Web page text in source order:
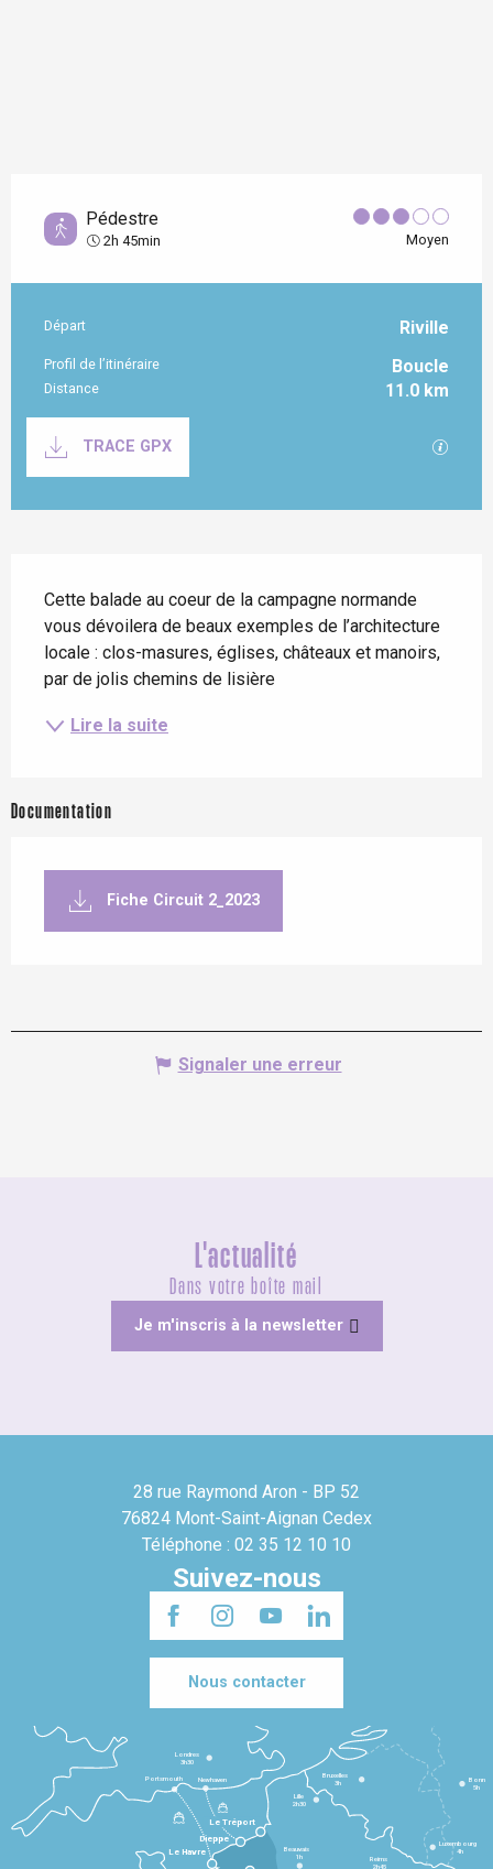
Pédestre
2h 45min Moyen
Informations pratiques
Départ Riville
Profil de l’itinéraire Boucle
Distance 11.0 km
TRACE GPX
Cette balade au coeur de la campagne normande
vous dévoilera de beaux exemples de l’architecture
locale : clos-masures, églises, châteaux et manoirs,
par de jolis chemins de lisière
Lire la suite
Documentation
Fiche Circuit 2_2023
Signaler une erreur
L'actualité
Dans votre boîte mail
Je m'inscris à la newsletter
28 rue Raymond Aron - BP 52
76824 Mont-Saint-Aignan Cedex
Téléphone : 02 35 12 10 10
Suivez-nous
Nous contacter
Le Havre
Dieppe
Le Tréport
Beauvais
1h
Reims
2h45
Lille
2h30
Bruxelles
3h
Londres
3h30
Newhaven
Portsmouth
Bonn
5h
Luxembourg
4h